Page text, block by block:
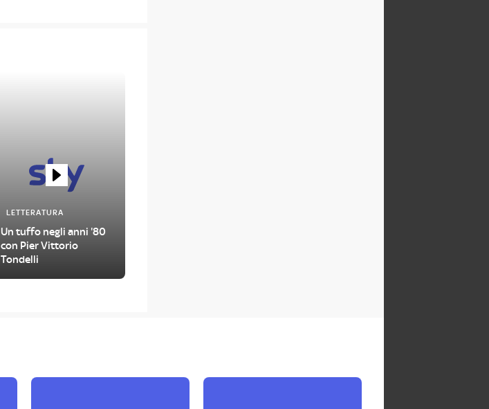
LETTERATURA
Un tuffo negli anni '80
con Pier Vittorio
Tondelli